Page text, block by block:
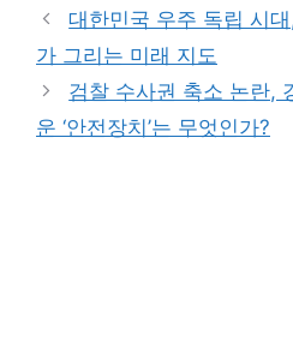
대한민국 우주 독립 시
가 그리는 미래 지도
검찰 수사권 축소 논란,
운 ‘안전장치’는 무엇인가?